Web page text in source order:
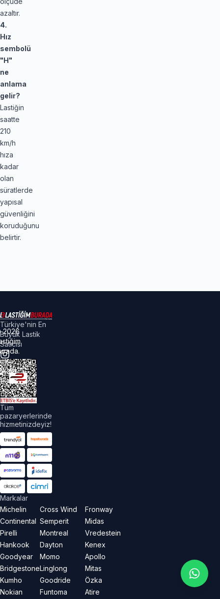
azaltır.
4.
Hız
sembolü
"H"
ne
anlama
gelir?
Lastiğin
saatte
210
km/h
hıza
kadar
olan
süratlerde
yapısal
güvenliğini
koruduğunu
belirtir.
Türkiye'nin En
Büyük Lastik
Satıcısı
Tüm
pazaryerlerinde
hizmetinizdeyiz!
Markalar
Michelin
Continental
Pirelli
Hankook
Goodyear
Bridgestone
Kumho
Nokian
Cross Wind
Semperit
Montreal
Dayton
Momo
Linglong
Goodride
Funtoma
Fronway
Midas
Vredestein
Kenex
Apollo
Mitas
Özka
Atire
2026